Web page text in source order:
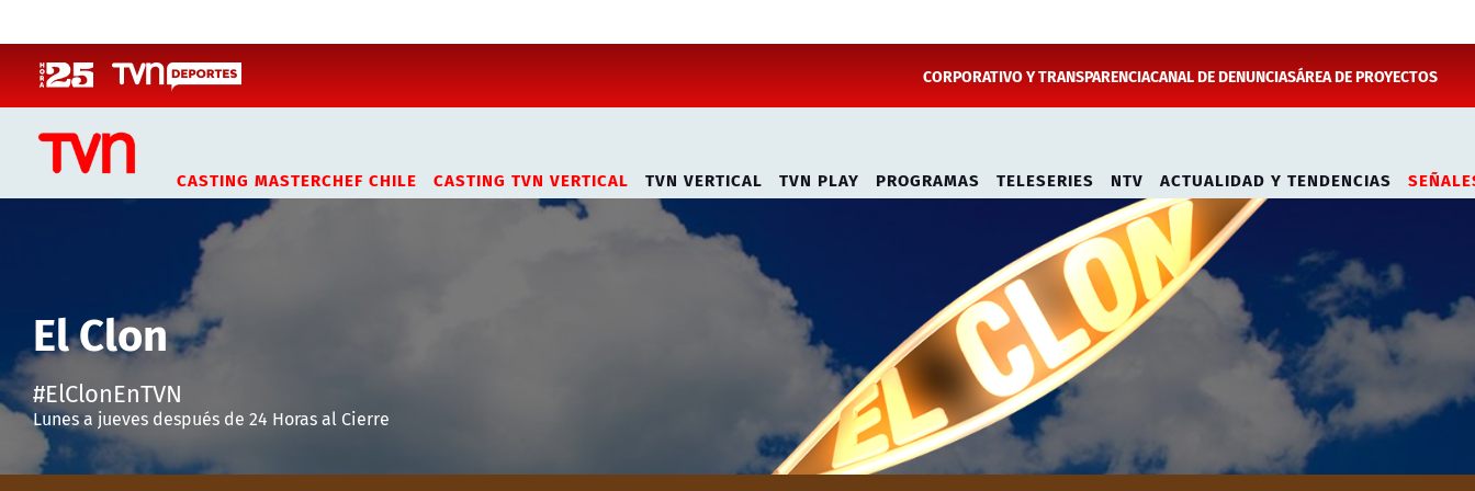
CORPORATIVO Y TRANSPARENCIACANAL DE DENUNCIASÁREA DE PROYECTOS
CASTING MASTERCHEF CHILE CASTING TVN VERTICAL TVN VERTICAL TVN PLAY PROGRAMAS TELESERIES NTV ACTUALIDAD Y TENDENCIAS
El Clon
#ElClonEnTVN
Lunes a jueves después de 24 Horas al Cierre